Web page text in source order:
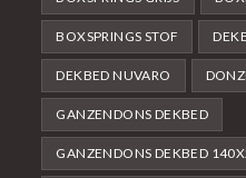
BOXSPRINGS STOF
DEKBED NUVARO
GANZENDONS DEKBED
GANZENDONS DEKBED